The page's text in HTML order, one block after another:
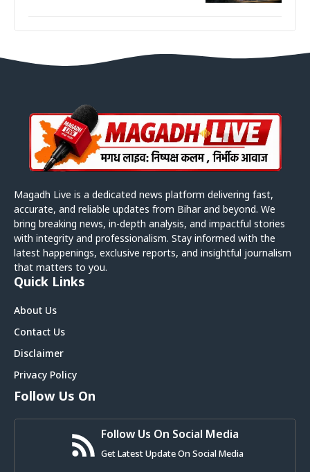
Magadh Live is a dedicated news platform delivering fast,
accurate, and reliable updates from Bihar and beyond. We
bring breaking news, in-depth analysis, and impactful stories
with integrity and professionalism. Stay informed with the
latest happenings, exclusive reports, and insightful journalism
that matters to you.
Quick Links
About Us
Contact Us
Disclaimer
Privacy Policy
Follow Us On
Follow Us On Social Media
Get Latest Update On Social Media